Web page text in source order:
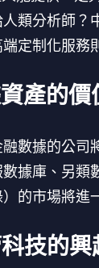
類分析師？
定制化服務
產的價
數據的公司
據庫、另類
的市場將進
技的興